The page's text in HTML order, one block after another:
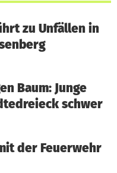
zu Unfällen in
Baum: Junge
schwer
der Feuerwehr